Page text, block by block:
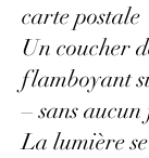
carte postale
Un coucher
flamboyant
– sans
La lumière